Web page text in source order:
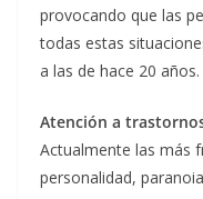
provocando que las
todas estas
a las de hace 20 años.
Atención a
Actualmente las más
personalidad,